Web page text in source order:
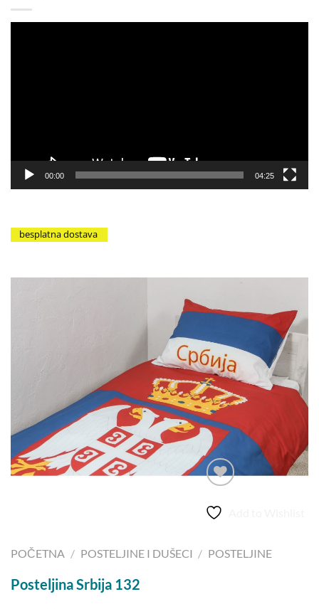
00:00 04:25
besplatna dostava
POČETNA / POSTELJINE I DUŠECI / POSTELJINE
Posteljina Srbija 132